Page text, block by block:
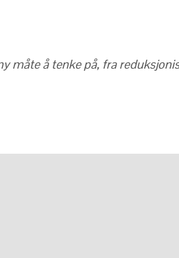
å tenke på, fra